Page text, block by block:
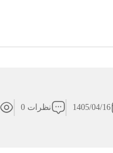
1405/04/16 نظرات 0